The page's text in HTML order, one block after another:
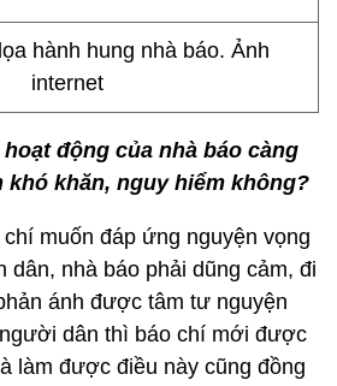
hành hung nhà báo. Ảnh
internet
động của nhà báo càng
khó khăn, nguy hiểm không?
muốn đáp ứng nguyện vọng
dân, nhà báo phải dũng cảm, đi
ánh được tâm tư nguyện
dân thì báo chí mới được
làm được điều này cũng đồng